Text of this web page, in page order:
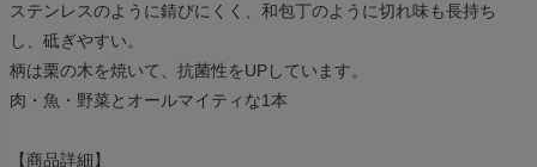
ステンレスのように錆びにくく、和包丁のように切れ味も長持ち
し、砥ぎやすい。
柄は栗の木を焼いて、抗菌性をUPしています。
肉・魚・野菜とオールマイティな1本
【商品詳細】